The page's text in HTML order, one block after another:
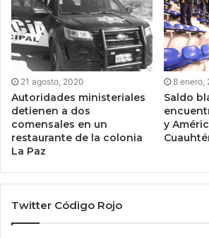
21 agosto, 2020
Autoridades ministeriales
detienen a dos
comensales en un
restaurante de la colonia
La Paz
8 enero,
Saldo
y
Twitter Código Rojo